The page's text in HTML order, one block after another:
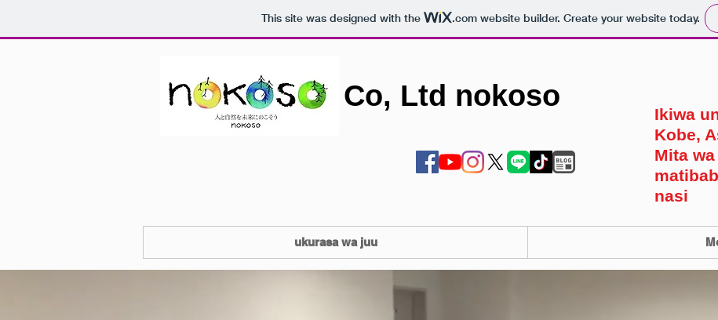
This site was designed with the .comwebsite builder. Create your website today.
Co, Ltd nokoso
Ikiwa
Kobe,
Mita
nasi
ukurasa wa juu